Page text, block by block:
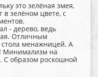
это зелёная змея,
в зелёном цвете, с
- дерево, ведь
Отличным
менажницей. А
Минимализм на
С образом роскошной